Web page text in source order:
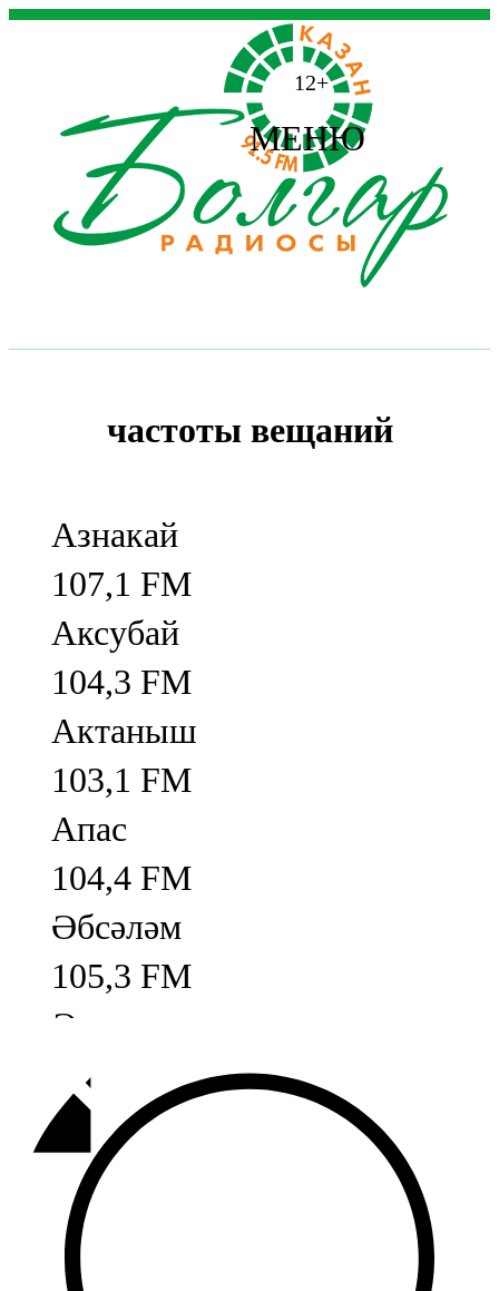
12+
МЕНЮ
частоты вещаний
Азнакай
107,1 FM
Аксубай
104,3 FM
Актаныш
103,1 FM
Апас
104,4 FM
Әбсәләм
105,3 FM
Әлмәт
92,9 FM
Базарлы матак
107,1 FM
Балык бистәсе
104,9 FM